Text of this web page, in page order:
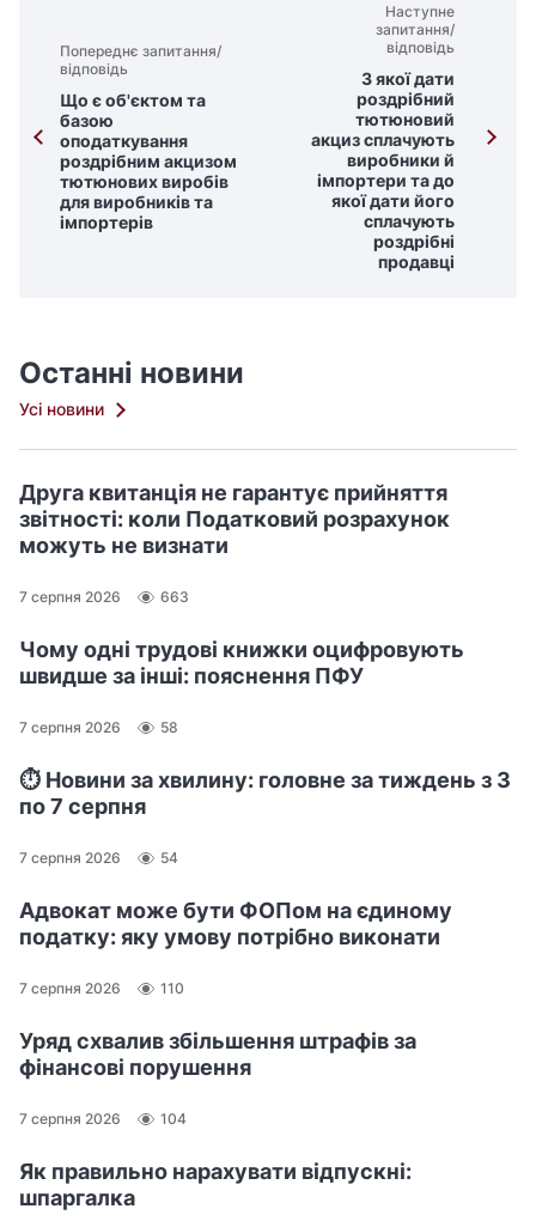
Попереднє запитання/
відповідь
Що є об'єктом та
базою
оподаткування
роздрібним акцизом
тютюнових виробів
для виробників та
імпортерів
Наступне
запитання/
відповідь
З якої дати
роздрібний
тютюновий
акциз сплачують
виробники й
імпортери та до
якої дати його
сплачують
роздрібні
продавці
Останні новини
Усі новини
Друга квитанція не гарантує прийняття
звітності: коли Податковий розрахунок
можуть не визнати
7 серпня 2026 663
Чому одні трудові книжки оцифровують
швидше за інші: пояснення ПФУ
7 серпня 2026 58
⏱️ Новини за хвилину: головне за тиждень з 3
по 7 серпня
7 серпня 2026 54
Адвокат може бути ФОПом на єдиному
податку: яку умову потрібно виконати
7 серпня 2026 110
Уряд схвалив збільшення штрафів за
фінансові порушення
7 серпня 2026 104
Як правильно нарахувати відпускні:
шпаргалка